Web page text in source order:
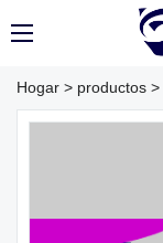
Hogar > productos >